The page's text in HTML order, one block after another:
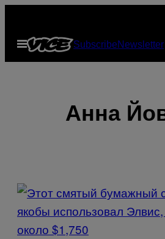
content
Open
Menu
SubscribeNewsletter
Анна
POSTS
BY